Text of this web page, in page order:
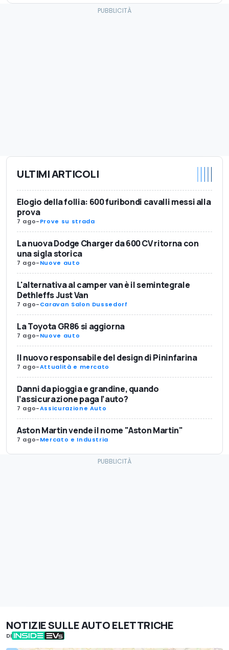
ULTIMI ARTICOLI
Elogio della follia: 600 furibondi cavalli messi alla
prova
7 ago-Prove su strada
La nuova Dodge Charger da 600 CV ritorna con
una sigla storica
7 ago-Nuove auto
L'alternativa al camper van è il semintegrale
Dethleffs Just Van
7 ago-Caravan Salon Dussedorf
La Toyota GR86 si aggiorna
7 ago-Nuove auto
Il nuovo responsabile del design di Pininfarina
7 ago-Attualità e mercato
Danni da pioggia e grandine, quando
l’assicurazione paga l’auto?
7 ago-Assicurazione Auto
Aston Martin vende il nome "Aston Martin"
7 ago-Mercato e Industria
NOTIZIE SULLE AUTO ELETTRICHE
DI